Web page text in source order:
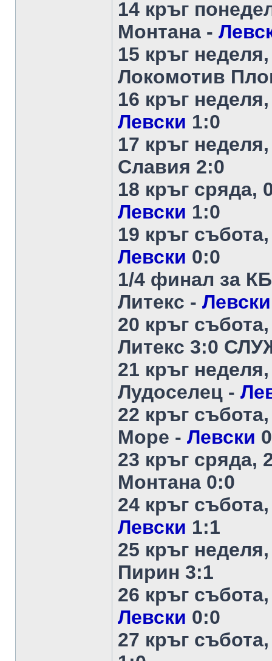
14 кръг
Монтана -
15 кръг
Локомотив
16 кръг
Левски 1:0
17 кръг
Славия 2:0
18 кръг сряда,
Левски 1:0
19 кръг
Левски 0:0
1/4 финал за
Литекс - Левски
20 кръг
Литекс 3:0
21 кръг
Лудоселец -
22 кръг
Море - Левски
23 кръг сряда,
Монтана 0:0
24 кръг
Левски 1:1
25 кръг
Пирин 3:1
26 кръг
Левски 0:0
27 кръг